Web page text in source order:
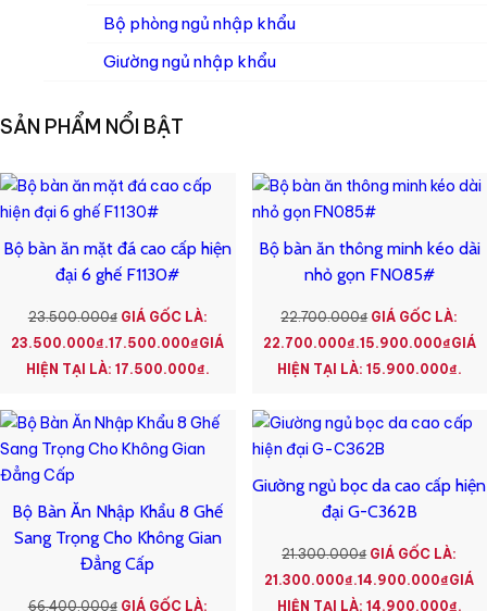
Bộ phòng ngủ nhập khẩu
Giường ngủ nhập khẩu
SẢN PHẨM NỔI BẬT
Bộ bàn ăn mặt đá cao cấp hiện
đại 6 ghế F1130#
23.500.000₫ GIÁ GỐC LÀ:
23.500.000₫.17.500.000₫GIÁ
HIỆN TẠI LÀ: 17.500.000₫.
Bộ bàn ăn thông minh kéo dài
nhỏ gọn FN085#
22.700.000₫ GIÁ GỐC LÀ:
22.700.000₫.15.900.000₫GIÁ
HIỆN TẠI LÀ: 15.900.000₫.
Bộ Bàn Ăn Nhập Khẩu 8 Ghế
Sang Trọng Cho Không Gian
Đẳng Cấp
66.400.000₫ GIÁ GỐC LÀ:
Giường ngủ bọc da cao cấp hiện
đại G-C362B
21.300.000₫ GIÁ GỐC LÀ:
21.300.000₫.14.900.000₫GIÁ
HIỆN TẠI LÀ: 14.900.000₫.